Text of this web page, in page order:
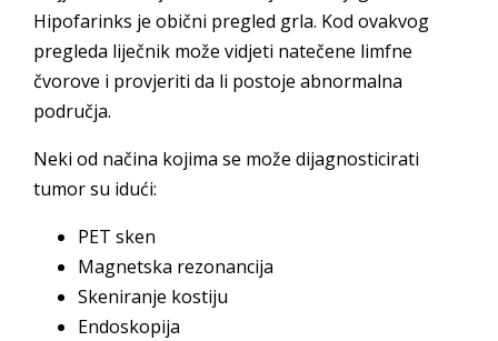
Hipofarinks je obični pregled grla. Kod ovakvog
pregleda liječnik može vidjeti natečene limfne
čvorove i provjeriti da li postoje abnormalna
područja.
Neki od načina kojima se može dijagnosticirati
tumor su idući:
PET sken
Magnetska rezonancija
Skeniranje kostiju
Endoskopija